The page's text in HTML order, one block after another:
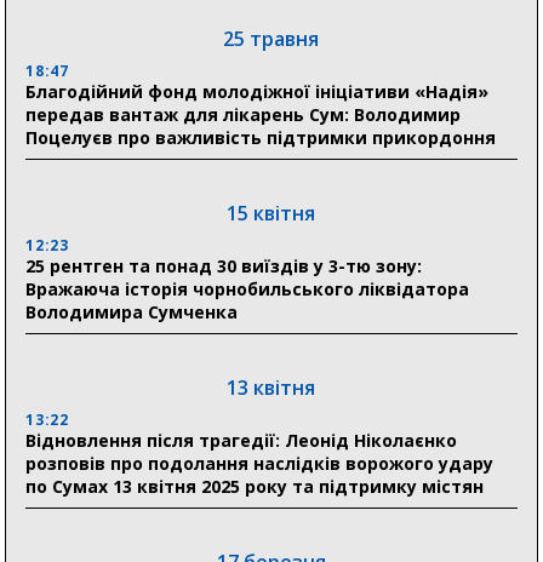
«Укрексімбанк» припиняє виплату пенсій: у
Пенсійному фонді Сумщини пояснили, що робити
людям
11:00
30 липня
19:38
Сумська клінічна лікарня Святого Пантелеймона
Олексій Романько долучився до обговорення Плану
стійкості Сумщини з Прем’єр-міністром
18:11
Місто посилює міжнародну співпрацю: Суми
25 травня
18:47
Благодійний фонд молодіжної ініціативи «Надія»
передав вантаж для лікарень Сум: Володимир
Поцелуєв про важливість підтримки прикордоння
15 квітня
12:23
25 рентген та понад 30 виїздів у 3-тю зону:
Вражаюча історія чорнобильського ліквідатора
Володимира Сумченка
13 квітня
13:22
Відновлення після трагедії: Леонід Ніколаєнко
розповів про подолання наслідків ворожого удару
по Сумах 13 квітня 2025 року та підтримку містян